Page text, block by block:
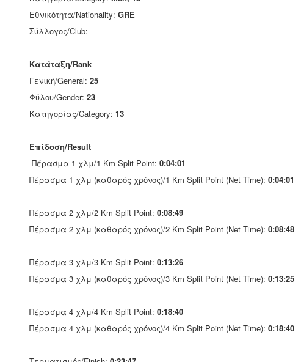
Εθνικότητα/Nationality: GRE
Σύλλογος/Club:
Κατάταξη/Rank
Γενική/General: 25
Φύλου/Gender: 23
Κατηγορίας/Category: 13
Επίδοση/Result
Πέρασμα 1 χλμ/1 Km Split Point: 0:04:01
Πέρασμα 1 χλμ (καθαρός χρόνος)/1 Km Split Point (Net Time): 0:04:01
Πέρασμα 2 χλμ/2 Km Split Point: 0:08:49
Πέρασμα 2 χλμ (καθαρός χρόνος)/2 Km Split Point (Net Time): 0:08:48
Πέρασμα 3 χλμ/3 Km Split Point: 0:13:26
Πέρασμα 3 χλμ (καθαρός χρόνος)/3 Km Split Point (Net Time): 0:13:25
Πέρασμα 4 χλμ/4 Km Split Point: 0:18:40
Πέρασμα 4 χλμ (καθαρός χρόνος)/4 Km Split Point (Net Time): 0:18:40